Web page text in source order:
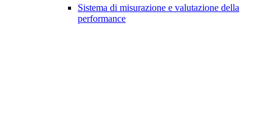
Sistema di misurazione e valutazione della
performance